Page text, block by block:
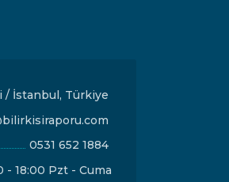
/ İstanbul, Türkiye
0531 652 1884
- 18:00 Pzt - Cuma